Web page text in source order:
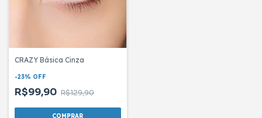
CRAZY Básica Cinza
-23% OFF
R$99,90 R$129,90